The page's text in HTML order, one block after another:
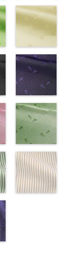
100％
DOLCELABY
145-a.jpg
KKP2090-
ホワイ
チェーン
テル100％
DOLCELABY
6000
wp-
2013/05/ak203-
、
(AK203-
50/LT)
http://
content/uploads/
AK203-50 ネ
イビー
キュプラ
100％
FairyRose
6000
wp-
2013/05/ak203-
(AK203-
11/LT)
http://
content/uploads/
11 ベージュ
花柄 キュプ
ラ100％
DOLCELABY、
6000
wp-
2013/04/ak201-
イビー
(AK201-
50/LT)
http://
50.jpg
AK201-50 ネ
イビー 花柄
ドット キュ
wp-
2013/04/ak201-
リーン
(AK201-
27/LT)
http://
wp-